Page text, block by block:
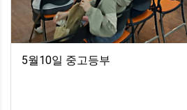
5월10일 중고등부